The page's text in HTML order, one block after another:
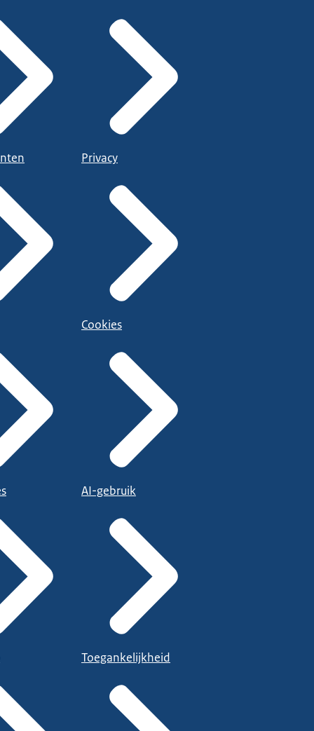
Privacy
Cookies
AI-gebruik
Toegankelijkheid